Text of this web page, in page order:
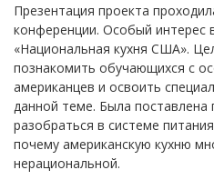
Презентация проекта
конференции. Особый интерес
«Национальная кухня США».
познакомить обучающихся с
американцев и освоить
данной теме. Была
разобраться в системе
почему американскую кухню
нерациональной.